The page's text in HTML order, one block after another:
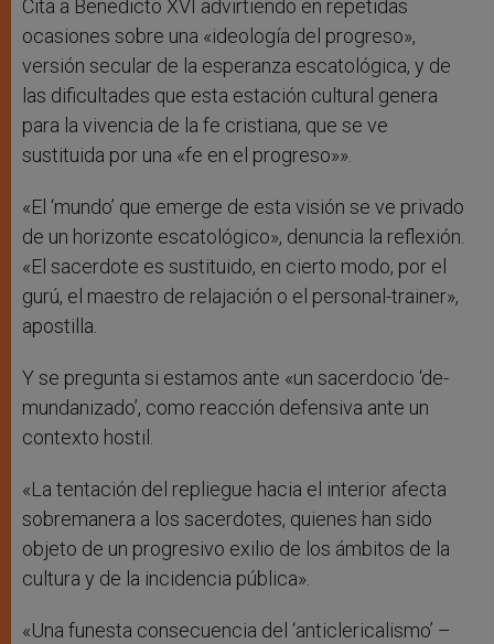
Cita a Benedicto XVI advirtiendo en repetidas
ocasiones sobre una «ideología del progreso»,
versión secular de la esperanza escatológica, y de
las dificultades que esta estación cultural genera
para la vivencia de la fe cristiana, que se ve
sustituida por una «fe en el progreso»».
«El ‘mundo’ que emerge de esta visión se ve privado
de un horizonte escatológico», denuncia la reflexión.
«El sacerdote es sustituido, en cierto modo, por el
gurú, el maestro de relajación o el personal-trainer»,
apostilla.
Y se pregunta si estamos ante «un sacerdocio ‘de-
mundanizado’, como reacción defensiva ante un
contexto hostil.
«La tentación del repliegue hacia el interior afecta
sobremanera a los sacerdotes, quienes han sido
objeto de un progresivo exilio de los ámbitos de la
cultura y de la incidencia pública».
«Una funesta consecuencia del ‘anticlericalismo’ –